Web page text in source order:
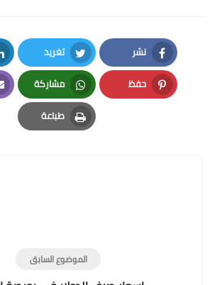
Facebook
تغريد
Twitter
LinkedIn
حفظ
Pinterest
مشاركة
Whatsapp
إرسال
Email
طباعة
الموضوع السابق